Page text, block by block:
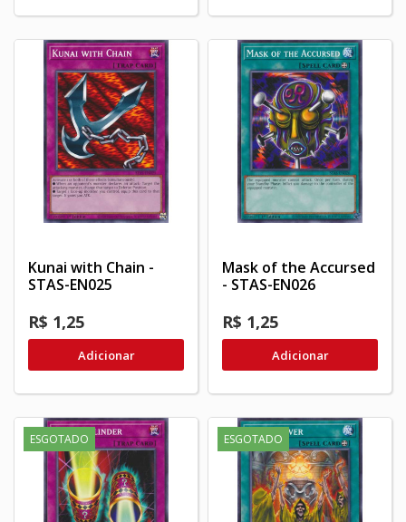
Kunai with Chain -
STAS-EN025
R$ 1,25
Adicionar
Mask of the Accursed
- STAS-EN026
R$ 1,25
Adicionar
ESGOTADO ESGOTADO